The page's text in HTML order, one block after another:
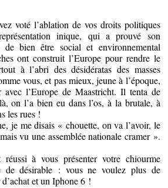
voté l’ablation de vos droits politiques
inique, qui a prouvé son
de bien être social et environnemental
ont construit l’Europe pour rendre le
à l’abri des désidératas des masses
vous, et pas mieux, jeune à l’époque,
avec l’Europe de Maastricht. Il tenta de
on l’a bien eu dans l’os, à la brutale, à
les rues !
je me disais « chouette, on va l’avoir, le
vu une assemblée nationale cramer ».
à vous présenter votre chiourme
de désirable : vous ne voulez plus de
et un Iphone 6 !